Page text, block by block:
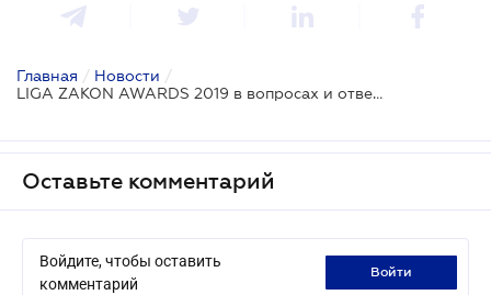
Главная / Новости /
LIGA ZAKON AWARDS 2019 в вопросах и ответах
Оставьте комментарий
Войдите, чтобы оставить
комментарий
войти